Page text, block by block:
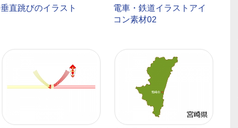
垂直跳びのイラスト
電車・鉄道イラストアイ
コン素材02